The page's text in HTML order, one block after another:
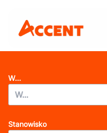
W...
Stanowisko